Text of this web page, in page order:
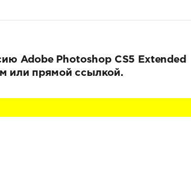
Adobe Photoshop CS5 Extended
или прямой ссылкой.